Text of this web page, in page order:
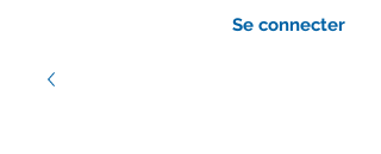
Se connecter